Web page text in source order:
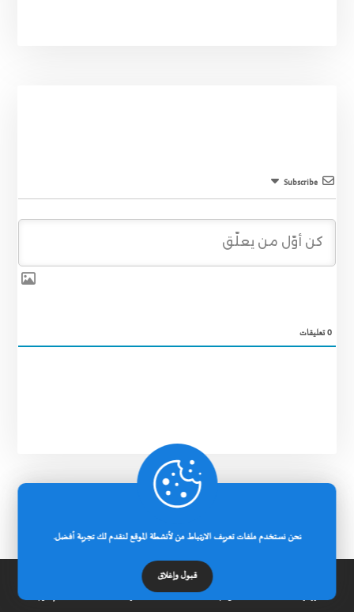
Subscribe
0تعليقات
الرئيسية عن الجامعة مدونة إتصل بنا
نحن نستخدم ملفات تعريف الارتباط من لأنشطة الموقع لنقدم لك تجربة أفضل.
قبول وإغلاق